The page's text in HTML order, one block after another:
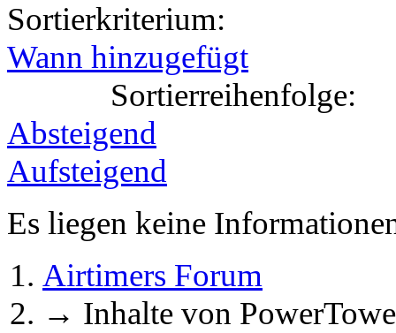
Sortierkriterium:
Wann hinzugefügt
Sortierreihenfolge:
Absteigend
Aufsteigend
Es liegen keine
Airtimers Forum
→ Inhalte von